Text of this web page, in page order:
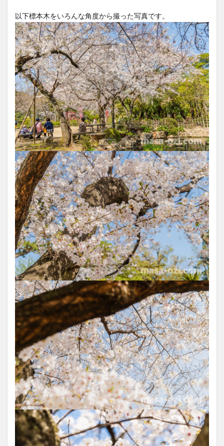
以下標本木をいろんな角度から撮った写真です。